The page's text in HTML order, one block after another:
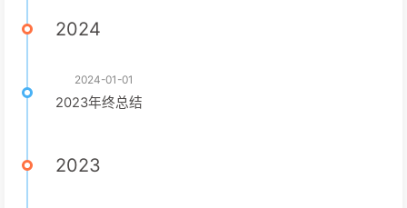
2024
2024-01-01
2023年终总结
2023